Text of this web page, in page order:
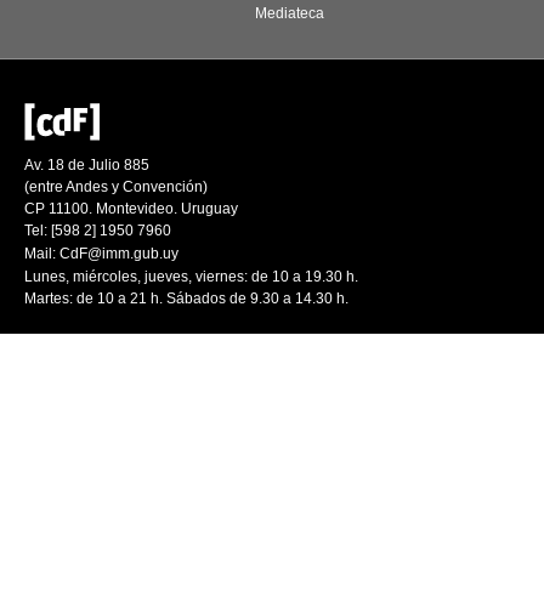
Mediateca
Av. 18 de Julio 885
(entre Andes y Convención)
CP 11100. Montevideo. Uruguay
Tel: [598 2] 1950 7960
Mail: CdF@imm.gub.uy
Lunes, miércoles, jueves, viernes: de 10 a 19.30 h.
Martes: de 10 a 21 h. Sábados de 9.30 a 14.30 h.